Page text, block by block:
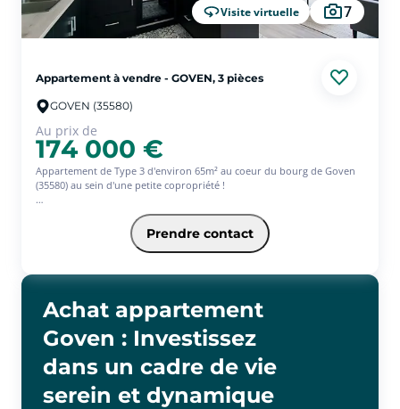
Visite virtuelle 7
Appartement à vendre - GOVEN, 3 pièces
GOVEN (35580)
Au prix de
174 000 €
Appartement de Type 3 d'environ 65m² au coeur du bourg de Goven
(35580) au sein d'une petite copropriété !
L'appartement se situe au 1er étage et se compose d'une entrée avec
placard desservant un lumineux salon séjour avec balcon exposé Sud,
une cuisine aménagée et équipée, deux chambres avec placard, un WC
séparé et une salle d'eau avec espace buanderie.
logement.
Posez vos valises au sein de cet agréable appartement et profitez du
calme du quartier tout en mêlant proximité des différentes
commodités.
Lots de copropriété : 20 lots dont 15 d'habitations.
Charges annuelles : 1335.98 .
Prendre contact
Achat appartement
Goven : Investissez
dans un cadre de vie
serein et dynamique